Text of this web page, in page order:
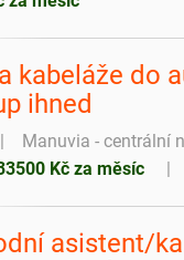
kabeláže do
ihned
Manuvia - centrální
Kč za měsíc
asistent/